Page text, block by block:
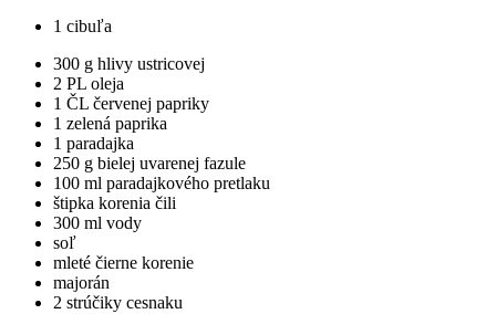
1 cibuľa
300 g hlivy ustricovej
2 PL oleja
1 ČL červenej papriky
1 zelená paprika
1 paradajka
250 g bielej uvarenej fazule
100 ml paradajkového pretlaku
štipka korenia čili
300 ml vody
soľ
mleté čierne korenie
majorán
2 strúčiky cesnaku